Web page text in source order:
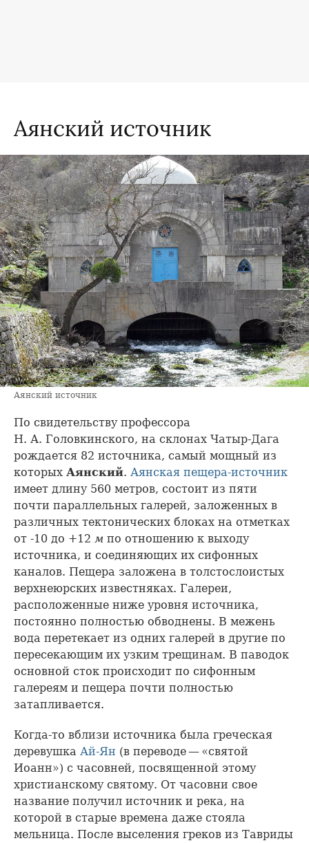
Аянский источник
Аянский источник
По свидетельству профессора
Н. А. Головкинского, на склонах Чатыр-Дага
рождается 82 источника, самый мощный из
которых Аянский. Аянская пещера-источник
имеет длину 560 метров, состоит из пяти
почти параллельных галерей, заложенных в
различных тектонических блоках на отметках
от -10 до +12 м по отношению к выходу
источника, и соединяющих их сифонных
каналов. Пещера заложена в толстослоистых
верхнеюрских известняках. Галереи,
расположенные ниже уровня источника,
постоянно полностью обводнены. В межень
вода перетекает из одних галерей в другие по
пересекающим их узким трещинам. В паводок
основной сток происходит по сифонным
галереям и пещера почти полностью
затапливается.
Когда-то вблизи источника была греческая
деревушка Ай-Ян (в переводе — «святой
Иоанн») с часовней, посвященной этому
христианскому святому. От часовни свое
название получил источник и река, на
которой в старые времена даже стояла
мельница. После выселения греков из Тавриды